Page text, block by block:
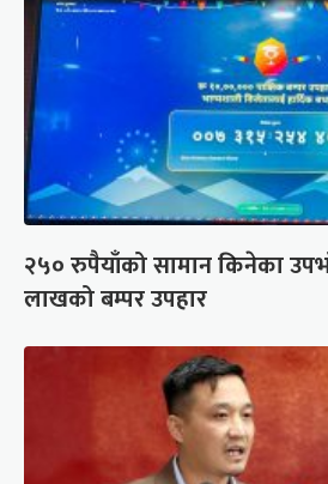
२५० रुपैयाँको सामान किनेका
लाखको बम्पर उपहार